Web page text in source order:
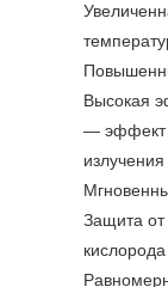
Высокая
— эффект
Защита от
кислорода